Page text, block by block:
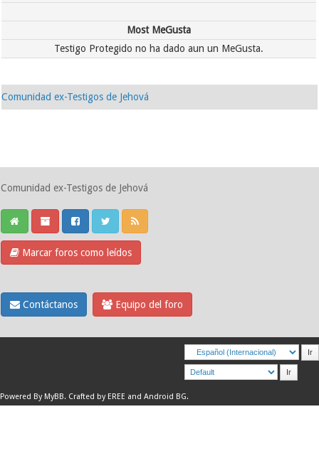
Most MeGusta
Testigo Protegido no ha dado aun un MeGusta.
Comunidad ex-Testigos de Jehová
Comunidad ex-Testigos de Jehová
Marcar foros como leídos
Contáctanos Equipo del foro
Powered By MyBB. Crafted by EREE and Android BG.